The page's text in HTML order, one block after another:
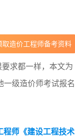
取造价工程师备考资料
求都一样，本文为
一级造价师考试报名
程师《建设工程技术